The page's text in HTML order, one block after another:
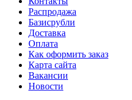
Распродажа
Базисрубли
Доставка
Оплата
Как оформить заказ
Карта сайта
Вакансии
Новости